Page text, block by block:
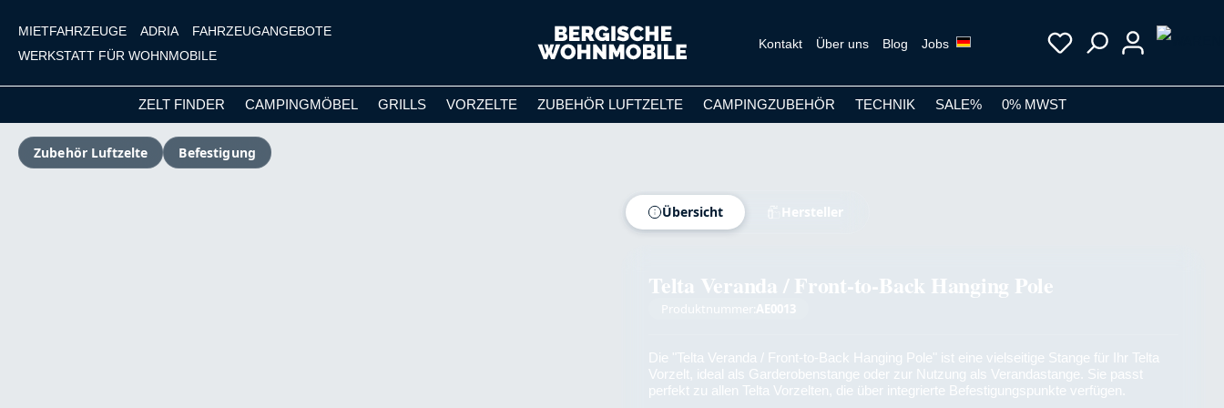
Hauptinhalt springen
Zur Suche springen
Zur Hauptnavigation springen
MIETFAHRZEUGE ADRIA
FAHRZEUGANGEBOTE
WERKSTATT FÜR WOHNMOBILE
Kontakt Über uns Blog Jobs
ZELT FINDER CAMPINGMÖBEL GRILLS VORZELTE ZUBEHÖR LUFTZELTE CAMPINGZUBEHÖR TECHNIK SALE% 0% MWST
Zubehör Luftzelte Befestigung
Übersicht Hersteller
Telta Veranda / Front-to-Back Hanging Pole
Produktnummer: AE0013
Die "Telta Veranda / Front-to-Back Hanging Pole" ist eine vielseitige Stange für Ihr Telta
Vorzelt, ideal als Garderobenstange oder zur Nutzung als Verandastange. Sie passt
perfekt zu allen Telta Vorzelten, die über integrierte Befestigungspunkte verfügen.